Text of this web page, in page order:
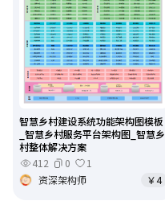
智慧乡村建设系统功能架构图模板
_智慧乡村服务平台架构图_智慧乡
村整体解决方案
412
0
1
资深架构师
￥4